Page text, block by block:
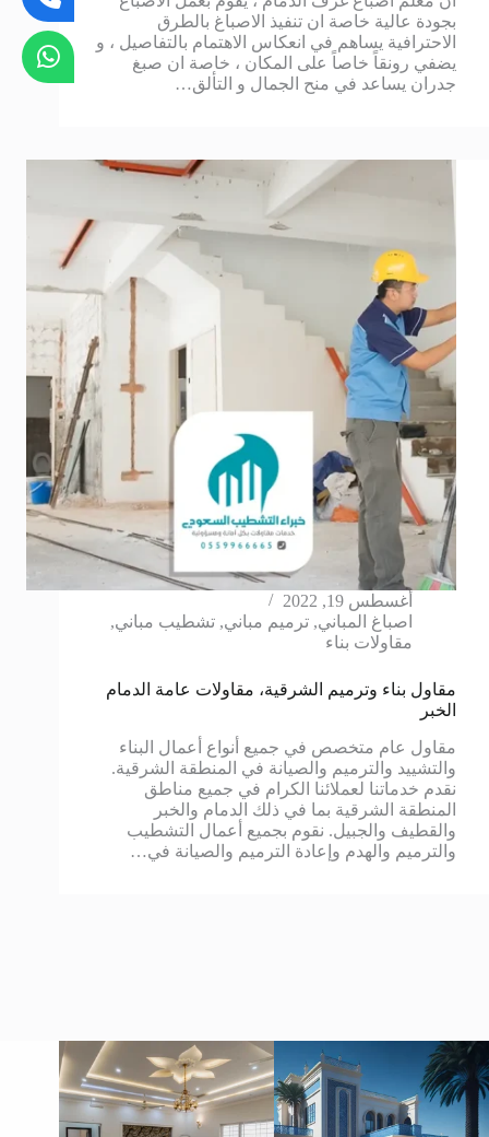
بجودة عالية خاصة ان تنفيذ الاصباغ بالطرق
الاحترافية يساهم في انعكاس الاهتمام بالتفاصيل ، و
يضفي رونقاً خاصاً على المكان ، خاصة ان صبغ
جدران يساعد في منح الجمال و التألق…
أغسطس 19, 2022
اصباغ المباني, ترميم مباني, تشطيب مباني,
مقاولات بناء
مقاول بناء وترميم الشرقية، مقاولات عامة الدمام
الخبر
مقاول عام متخصص في جميع أنواع أعمال البناء
والتشييد والترميم والصيانة في المنطقة الشرقية.
نقدم خدماتنا لعملائنا الكرام في جميع مناطق
المنطقة الشرقية بما في ذلك الدمام والخبر
والقطيف والجبيل. نقوم بجميع أعمال التشطيب
والترميم والهدم وإعادة الترميم والصيانة في…